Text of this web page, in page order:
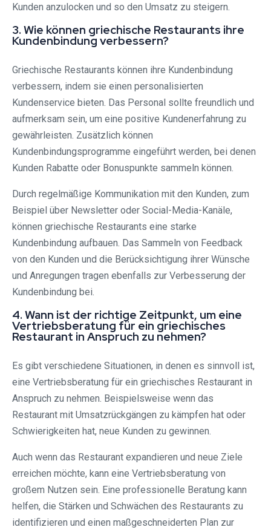
Kunden anzulocken und so den Umsatz zu steigern.
3. Wie können griechische Restaurants ihre
Kundenbindung verbessern?
Griechische Restaurants können ihre Kundenbindung
verbessern, indem sie einen personalisierten
Kundenservice bieten. Das Personal sollte freundlich und
aufmerksam sein, um eine positive Kundenerfahrung zu
gewährleisten. Zusätzlich können
Kundenbindungsprogramme eingeführt werden, bei denen
Kunden Rabatte oder Bonuspunkte sammeln können.
Durch regelmäßige Kommunikation mit den Kunden, zum
Beispiel über Newsletter oder Social-Media-Kanäle,
können griechische Restaurants eine starke
Kundenbindung aufbauen. Das Sammeln von Feedback
von den Kunden und die Berücksichtigung ihrer Wünsche
und Anregungen tragen ebenfalls zur Verbesserung der
Kundenbindung bei.
4. Wann ist der richtige Zeitpunkt, um eine
Vertriebsberatung für ein griechisches
Restaurant in Anspruch zu nehmen?
Es gibt verschiedene Situationen, in denen es sinnvoll ist,
eine Vertriebsberatung für ein griechisches Restaurant in
Anspruch zu nehmen. Beispielsweise wenn das
Restaurant mit Umsatzrückgängen zu kämpfen hat oder
Schwierigkeiten hat, neue Kunden zu gewinnen.
Auch wenn das Restaurant expandieren und neue Ziele
erreichen möchte, kann eine Vertriebsberatung von
großem Nutzen sein. Eine professionelle Beratung kann
helfen, die Stärken und Schwächen des Restaurants zu
identifizieren und einen maßgeschneiderten Plan zur